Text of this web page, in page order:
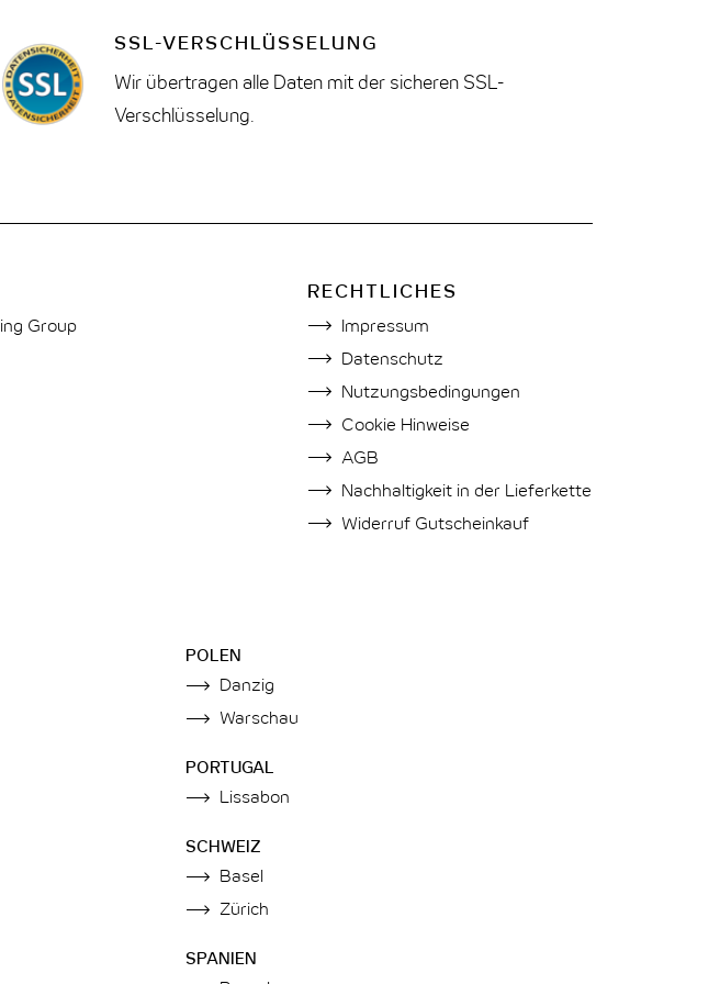
SSL-VERSCHLÜSSELUNG
Wir übertragen alle Daten mit der sicheren SSL-
Verschlüsselung.
Group
RECHTLICHES
Impressum
Datenschutz
Nutzungsbedingungen
Cookie Hinweise
AGB
Nachhaltigkeit in der Lieferkette
Widerruf Gutscheinkauf
POLEN
Danzig
Warschau
PORTUGAL
Lissabon
SCHWEIZ
Basel
Zürich
SPANIEN